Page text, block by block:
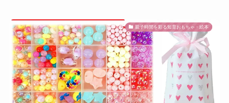
親子時間を彩る知育おもちゃ・絵本